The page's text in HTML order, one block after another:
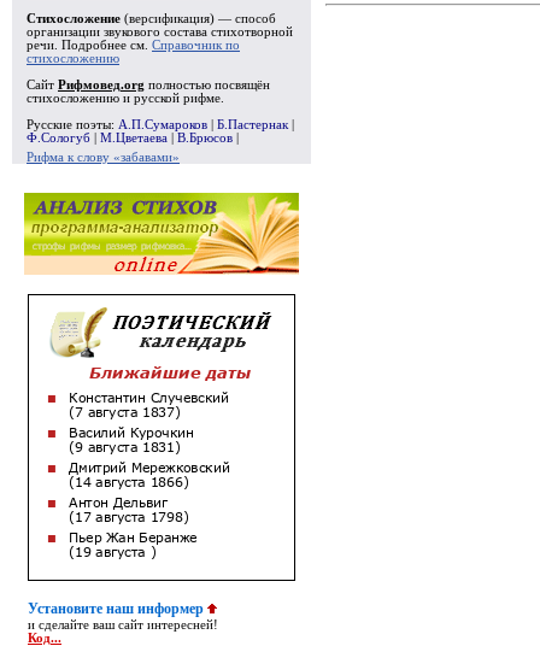
Стихосложение (версификация) — способ
организации звукового состава стихотворной
речи. Подробнее см. Справочник по
стихосложению
Сайт Рифмовед.org полностью посвящён
стихосложению и русской рифме.
Русские поэты: А.П.Сумароков Б.Пастернак
Ф.Сологуб
М.Цветаева В.Брюсов
Рифма к слову «забавами»
Установите наш информер
и сделайте ваш сайт интересней!
Код...